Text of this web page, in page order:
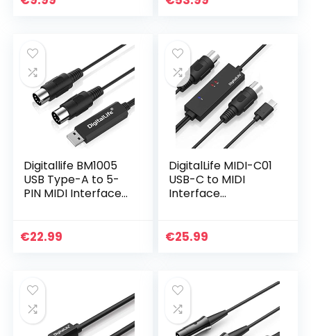
Digitallife BM1005
USB Type-A to 5-
PIN MIDI Interface
€22.99
DigitalLife MIDI-C01
USB-C to MIDI
Interface
Pin, 1i/1o)
€25.99